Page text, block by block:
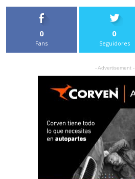
0
Fans
0
Seguidores
- Advertisement -